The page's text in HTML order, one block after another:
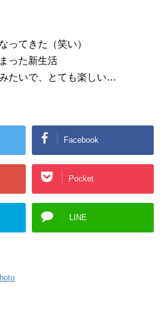
ってきた（笑い）
った新生活
たいで、とても楽しい…
Facebook
Pocket
LINE